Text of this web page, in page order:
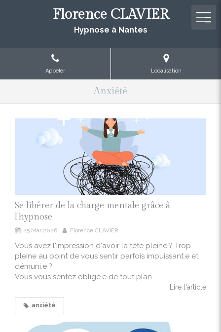
Florence CLAVIER
Hypnose à Nantes
Appeler Localisation
Anxiété
Se libérer de la charge mentale grâce à
l'hypnose
25 Mar 2026 Florence CLAVIER
Vous avez l'impression d'avoir la tête pleine ? Trop
pleine au point de vous sentir parfois impuissant.e et
démuni.e ?
Vous vous sentez obligé.e de tout plan...
Lire l'article
anxiété